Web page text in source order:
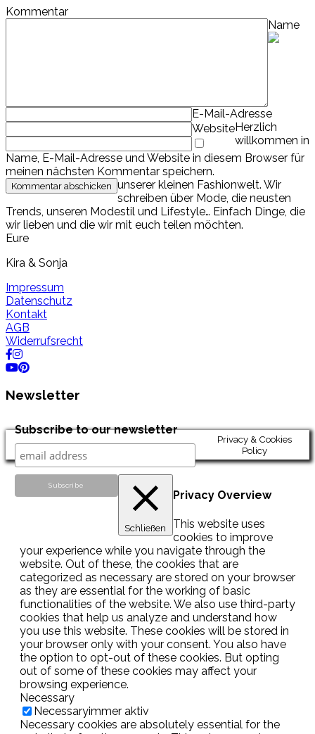
Kommentar
Name
E-Mail-Adresse
Website
Name, E-Mail-Adresse und Website in diesem Browser für
meinen nächsten Kommentar speichern.
Herzlich
willkommen in
unserer kleinen Fashionwelt. Wir
schreiben über Mode, die neusten
Trends, unseren Modestil und Lifestyle… Einfach Dinge, die
wir lieben und die wir mit euch teilen möchten.
Eure
Kira & Sonja
Impressum
Datenschutz
Kontakt
AGB
Widerrufsrecht
Newsletter
Subscribe to our newsletter
Privacy & Cookies
Policy
Schließen
Privacy Overview
This website uses
cookies to improve
your experience while you navigate through the
website. Out of these, the cookies that are
categorized as necessary are stored on your browser
as they are essential for the working of basic
functionalities of the website. We also use third-party
cookies that help us analyze and understand how
you use this website. These cookies will be stored in
your browser only with your consent. You also have
the option to opt-out of these cookies. But opting
out of some of these cookies may affect your
browsing experience.
Necessary
Necessaryimmer aktiv
Necessary cookies are absolutely essential for the